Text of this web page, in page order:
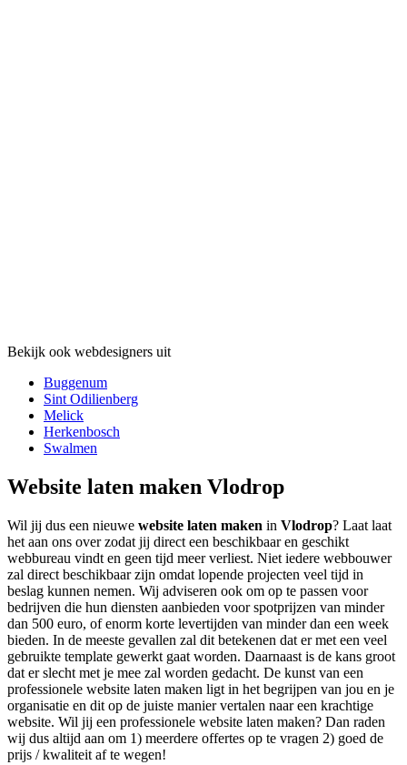
Bekijk ook webdesigners uit
Buggenum
Sint Odilienberg
Melick
Herkenbosch
Swalmen
Website laten maken Vlodrop
Wil jij dus een nieuwe website laten maken in Vlodrop? Laat laat
het aan ons over zodat jij direct een beschikbaar en geschikt
webbureau vindt en geen tijd meer verliest. Niet iedere webbouwer
zal direct beschikbaar zijn omdat lopende projecten veel tijd in
beslag kunnen nemen. Wij adviseren ook om op te passen voor
bedrijven die hun diensten aanbieden voor spotprijzen van minder
dan 500 euro, of enorm korte levertijden van minder dan een week
bieden. In de meeste gevallen zal dit betekenen dat er met een veel
gebruikte template gewerkt gaat worden. Daarnaast is de kans groot
dat er slecht met je mee zal worden gedacht. De kunst van een
professionele website laten maken ligt in het begrijpen van jou en je
organisatie en dit op de juiste manier vertalen naar een krachtige
website. Wil jij een professionele website laten maken? Dan raden
wij dus altijd aan om 1) meerdere offertes op te vragen 2) goed de
prijs / kwaliteit af te wegen!